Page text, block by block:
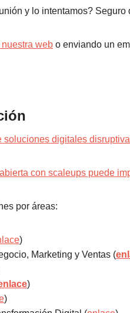
y lo intentamos? Seguro
web o enviando un
soluciones digitales
con scaleups puede
por áreas:
)
Marketing y Ventas (
)
)